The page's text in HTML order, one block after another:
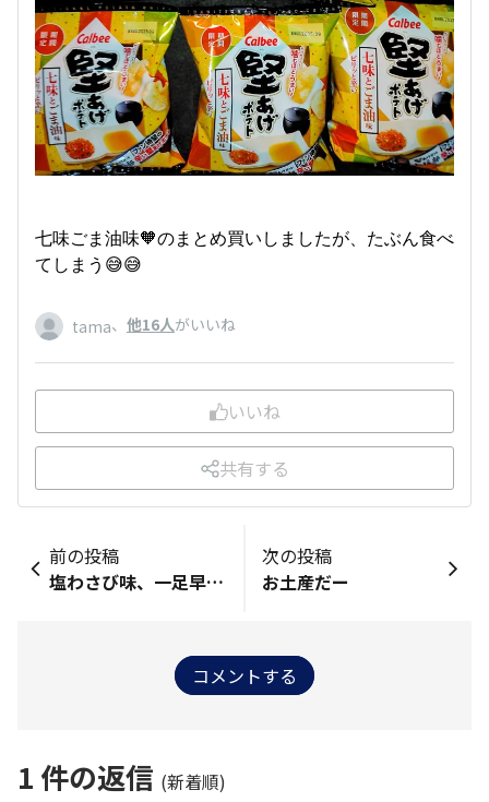
七味ごま油味🧡のまとめ買いしましたが、たぶん食べ
てしまう😅😅
tama、 他16人がいいね
いいね
共有する
前の投稿
塩わさび味、一足早く試食！
次の投稿
お土産だー
コメントする
1 件の返信 (新着順)